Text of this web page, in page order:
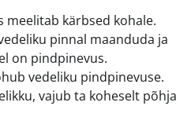
meelitab kärbsed kohale.
pinnal maanduda ja
on pindpinevus.
vedeliku pindpinevuse.
vajub ta koheselt põhja